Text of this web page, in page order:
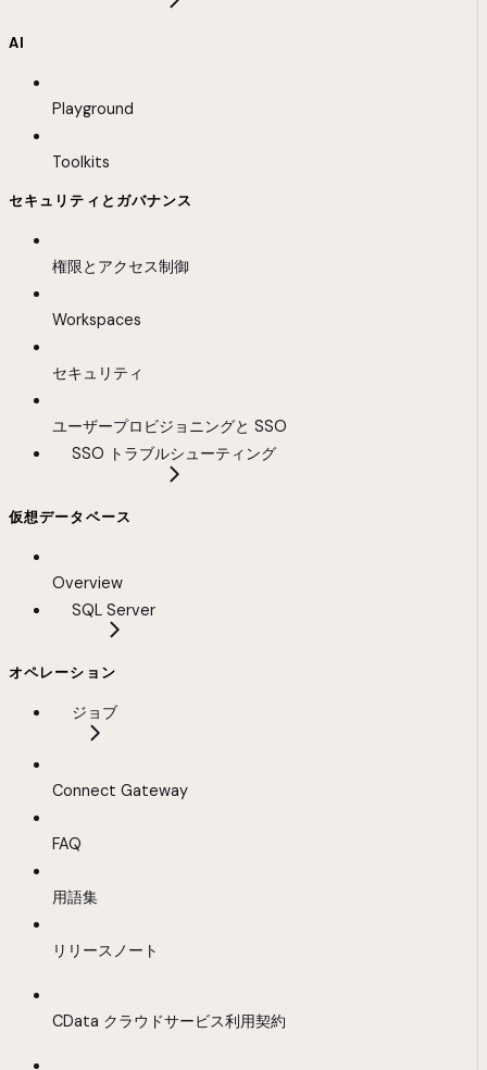
AI
Playground
Toolkits
セキュリティとガバナンス
権限とアクセス制御
Workspaces
セキュリティ
ユーザープロビジョニングと SSO
SSO トラブルシューティング
仮想データベース
Overview
SQL Server
オペレーション
ジョブ
Connect Gateway
FAQ
用語集
リリースノート
CData クラウドサービス利用契約